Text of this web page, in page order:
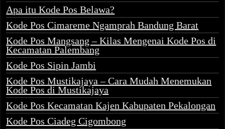
Apa itu Kode Pos Belawa?
Kode Pos Cimareme Ngamprah Bandung Barat
Kode Pos Mangsang – Kilas Mengenai Kode Pos di
Kecamatan Palembang
Kode Pos Sipin Jambi
Kode Pos Mustikajaya – Cara Mudah Menemukan
Kode Pos di Mustikajaya
Kode Pos Kecamatan Kajen Kabupaten Pekalongan
Kode Pos Ciadeg Cigombong